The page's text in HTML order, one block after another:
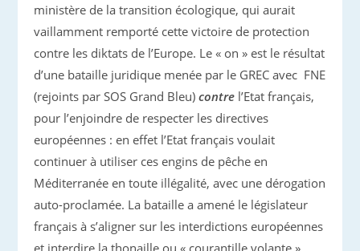
ministère de la transition écologique, qui aurait
vaillamment remporté cette victoire de protection
contre les diktats de l’Europe. Le « on » est le résultat
d’une bataille juridique menée par le GREC avec FNE
(rejoints par SOS Grand Bleu)contre l’Etat français,
pour l’enjoindre de respecter les directives
européennes : en effet l’Etat français voulait
continuer à utiliser ces engins de pêche en
Méditerranée en toute illégalité, avec une dérogation
auto-proclamée. La bataille a amené le législateur
français à s’aligner sur les interdictions européennes
et interdire la thonaille ou « courantille volante ».